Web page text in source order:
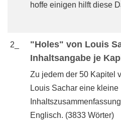
hoffe einigen hilft diese
2_
"Holes" von Louis
Inhaltsangabe je
Zu jedem der 50 Kapitel
Louis Sachar eine kleine
Englisch. (3833 Wörter)